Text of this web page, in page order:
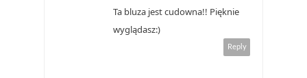
Ta bluza jest cudowna!! Pięknie
wyglądasz:)
Reply